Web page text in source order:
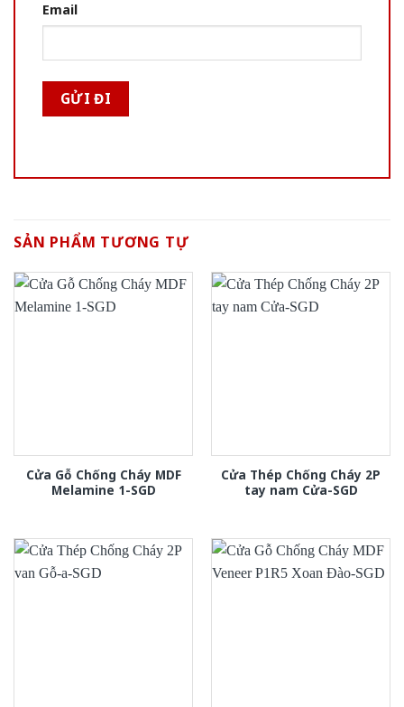
Email
SẢN PHẨM TƯƠNG TỰ
Cửa Gỗ Chống Cháy MDF
Melamine 1-SGD
Cửa Thép Chống Cháy 2P
tay nam Cửa-SGD